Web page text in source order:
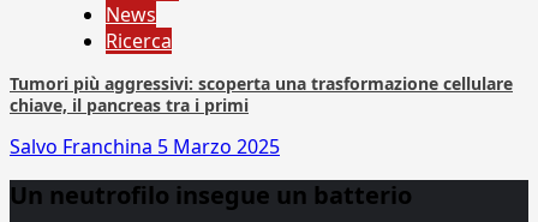
News
Ricerca
Tumori più aggressivi: scoperta una trasformazione cellulare
chiave, il pancreas tra i primi
Salvo Franchina 5 Marzo 2025
Un neutrofilo insegue un batterio